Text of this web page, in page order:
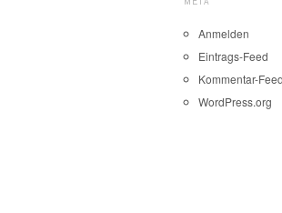
Anmelden
Eintrags-Feed
Kommentar-Feed
WordPress.org